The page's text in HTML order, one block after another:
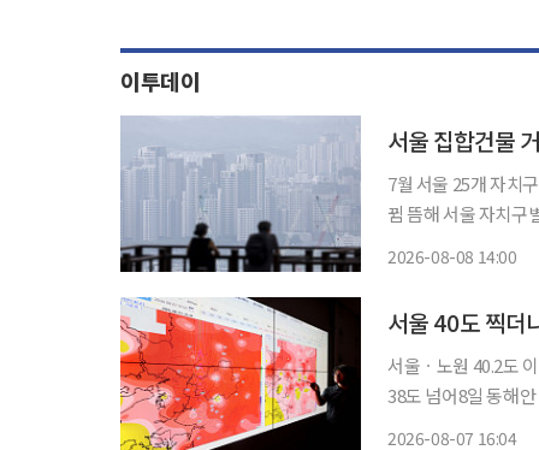
이투데이
서울 집합건물
7월 서울 25개 자치
뀜 뜸해 서울 자치구별 집합건물(아파트·다세대 등) 매매 시장의 '손바뀜' 속도가 구마다 큰
2026-08-08 14:00
서울 40도 찍
서울ㆍ노원 40.2도
38도 넘어8일 동해안 비 시
2026-08-07 16:04